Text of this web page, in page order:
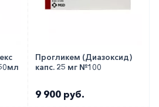
Прогликем (Диазоксид)
капс. 25 мг №100
9 900 руб.